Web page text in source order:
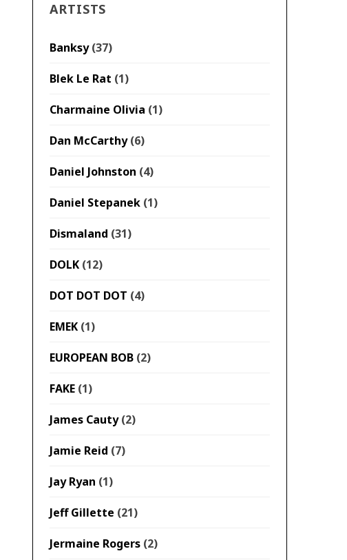
ARTISTS
Banksy(37)
Blek Le Rat (1)
Charmaine Olivia (1)
Dan McCarthy(6)
Daniel Johnston (4)
Daniel Stepanek (1)
Dismaland (31)
DOLK (12)
DOT DOT DOT (4)
EMEK (1)
EUROPEAN BOB (2)
FAKE (1)
James Cauty(2)
Jamie Reid (7)
Jay Ryan (1)
Jeff Gillette (21)
Jermaine Rogers (2)